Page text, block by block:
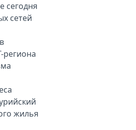
сегодня
сетей
региона
жилья